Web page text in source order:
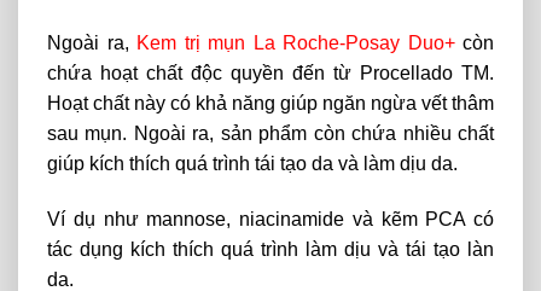
Ngoài ra, Kem trị mụn La Roche-Posay Duo+còn
chứa hoạt chất độc quyền đến từ Procellado TM.
Hoạt chất này có khả năng giúp ngăn ngừa vết thâm
sau mụn. Ngoài ra, sản phẩm còn chứa nhiều chất
giúp kích thích quá trình tái tạo da và làm dịu da.
Ví dụ như mannose, niacinamide và kẽm PCA có
tác dụng kích thích quá trình làm dịu và tái tạo làn
da.